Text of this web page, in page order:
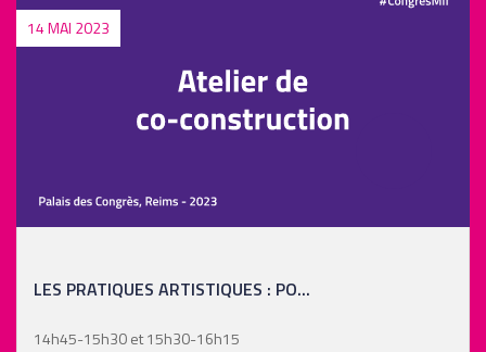
14 MAI 2023
LES PRATIQUES ARTISTIQUES : PO...
14h45-15h30 et 15h30-16h15